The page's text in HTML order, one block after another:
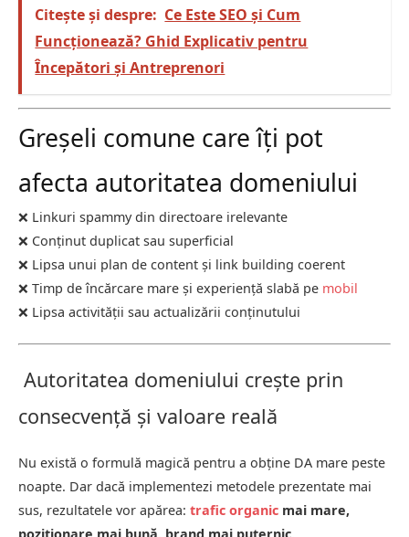
Citește și despre: Ce Este SEO și Cum
Funcționează? Ghid Explicativ pentru
Începători și Antreprenori
Greșeli comune care îți pot
afecta autoritatea domeniului
❌ Linkuri spammy din directoare irelevante
❌ Conținut duplicat sau superficial
❌ Lipsa unui plan de content și link building coerent
❌ Timp de încărcare mare și experiență slabă pe mobil
❌ Lipsa activității sau actualizării conținutului
Autoritatea domeniului crește prin
consecvență și valoare reală
Nu există o formulă magică pentru a obține DA mare peste
noapte. Dar dacă implementezi metodele prezentate mai
sus, rezultatele vor apărea: trafic organic mai mare,
poziționare mai bună, brand mai puternic.